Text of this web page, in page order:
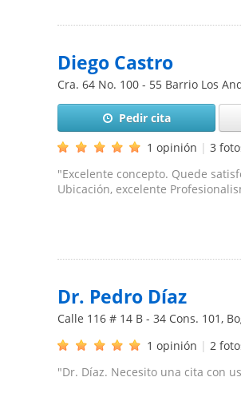
Diego Castro
Cra. 64 No. 100 - 55 Barrio Los
Pedir cita
1 opinión | 3
"Excelente concepto. Quede
Ubicación, excelente
Dr. Pedro Díaz
Calle 116 # 14 B - 34 Cons. 101,
1 opinión | 2
"Dr. Díaz. Necesito una cita con